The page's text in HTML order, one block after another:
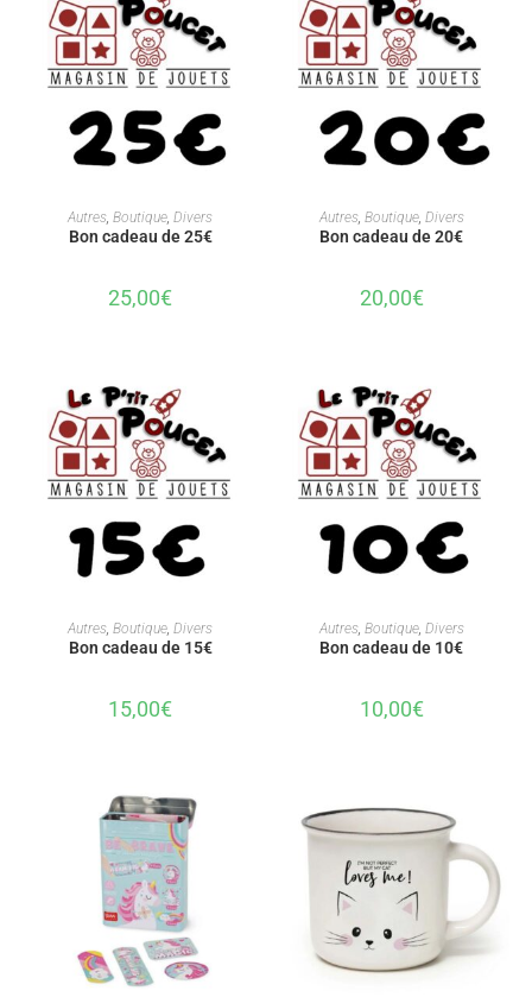
AJOUTER AU PANIER
Autres,Boutique,Divers
Bon cadeau de 25€
25,00€
AJOUTER AU PANIER
Autres, Boutique, Divers
Bon cadeau de 20€
20,00€
AJOUTER AU PANIER
Autres,Boutique,Divers
Bon cadeau de 15€
15,00€
AJOUTER AU PANIER
Autres, Boutique, Divers
Bon cadeau de 10€
10,00€